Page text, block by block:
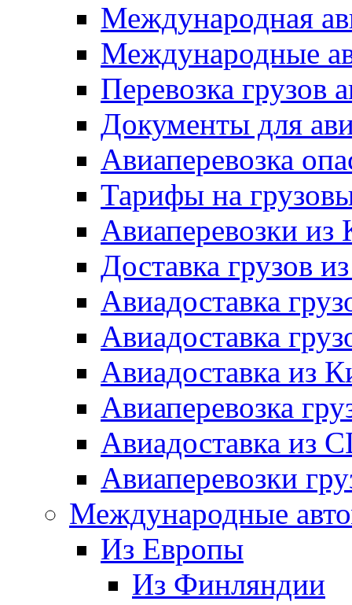
Международная
Международные
Перевозка грузов
Документы для
Авиаперевозка
Тарифы на
Авиаперевозки из
Доставка грузов
Авиадоставка
Авиадоставка
Авиадоставка из
Авиаперевозка
Авиадоставка из
Авиаперевозки
Международные
Из Европы
Из Финляндии